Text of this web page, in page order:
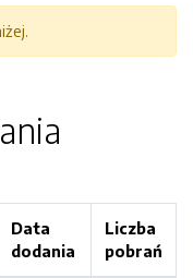
Data
dodania
Liczba
pobrań